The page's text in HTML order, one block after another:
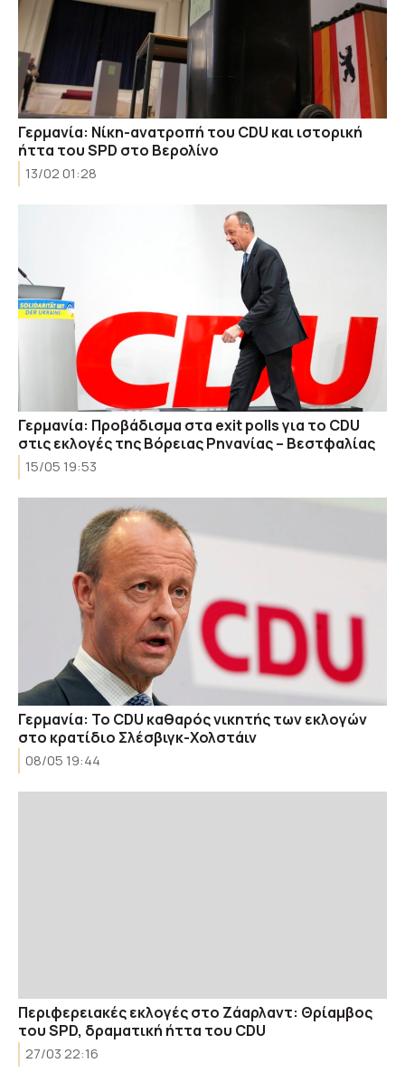
Γερμανία: Νίκη-ανατροπή του CDU και ιστορική
ήττα του SPD στο Βερολίνο
13/02 01:28
Γερμανία: Προβάδισμα στα exit polls για το CDU
στις εκλογές της Βόρειας Ρηνανίας – Βεστφαλίας
15/05 19:53
Γερμανία: Το CDU καθαρός νικητής των εκλογών
στο κρατίδιο Σλέσβιγκ-Χολστάιν
08/05 19:44
Περιφερειακές εκλογές στο Ζάαρλαντ: Θρίαμβος
του SPD, δραματική ήττα του CDU
27/03 22:16